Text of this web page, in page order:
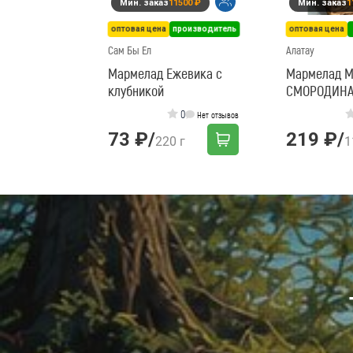
Мин. заказ11500 ₽
оптовая цена производитель
Сам Бы Ел
Мармелад Ежевика с
клубникой
0 Нет отзывов
73 ₽/220 г
Мин. заказ
оптовая цена
Алатау
Мармелад
СМОРОДИНА
219 ₽/